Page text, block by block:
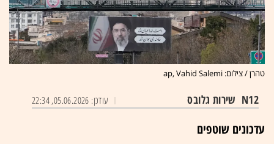
טהרן / צילום: ap, Vahid Salemi
N12 שירות גלובס עודכן: 05.06.2026, 22:34
עדכונים שוטפים